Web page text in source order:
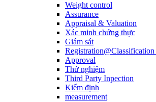
Weight control
Assurance
Appraisal & Valuation
Xác minh chứng thực
Giám sát
Approval
Thử nghiệm
Third Party Inpection
Kiểm định
measurement